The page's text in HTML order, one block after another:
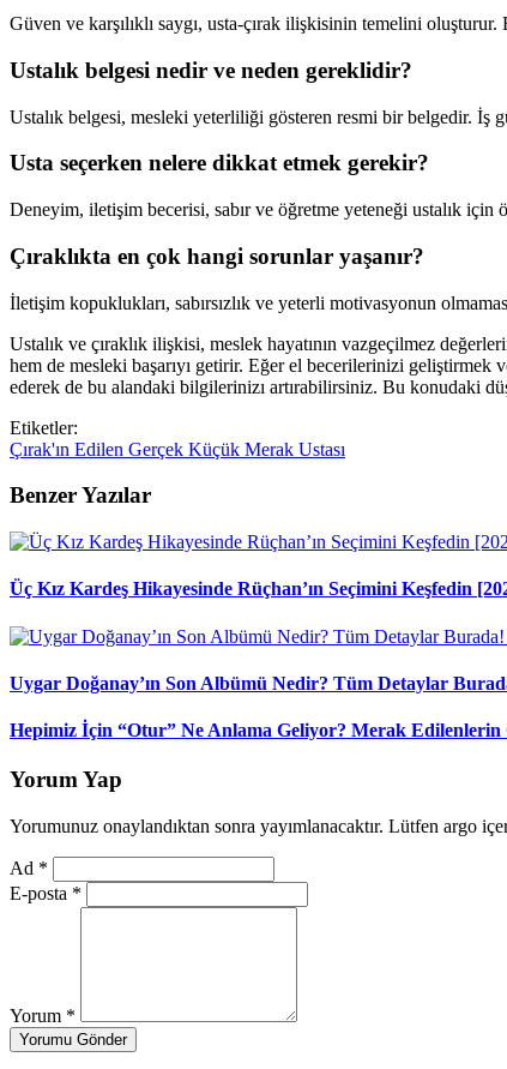
Güven ve karşılıklı saygı, usta-çırak ilişkisinin temelini
Ustalık belgesi nedir ve neden gereklidir?
Ustalık belgesi, mesleki yeterliliği gösteren resmi bir belgedir. İş
Usta seçerken nelere dikkat etmek gerekir?
Deneyim, iletişim becerisi, sabır ve öğretme yeteneği ustalık
Çıraklıkta en çok hangi sorunlar yaşanır?
İletişim kopuklukları, sabırsızlık ve yeterli motivasyonun
Ustalık ve çıraklık ilişkisi, meslek hayatının vazgeçilmez
hem de mesleki başarıyı getirir. Eğer el becerilerinizi
ederek de bu alandaki bilgilerinizı artırabilirsiniz. Bu konudaki
Etiketler:
Çırak'ın Edilen Gerçek Küçük Merak Ustası
Benzer Yazılar
Üç Kız Kardeş Hikayesinde Rüçhan’ın Seçimini Keşfedin
Uygar Doğanay’ın Son Albümü Nedir? Tüm Detaylar
Hepimiz İçin “Otur” Ne Anlama Geliyor? Merak Edilenlerin
Yorum Yap
Yorumunuz onaylandıktan sonra yayımlanacaktır. Lütfen argo
Ad *
E-posta *
Yorum *
Yorumu Gönder